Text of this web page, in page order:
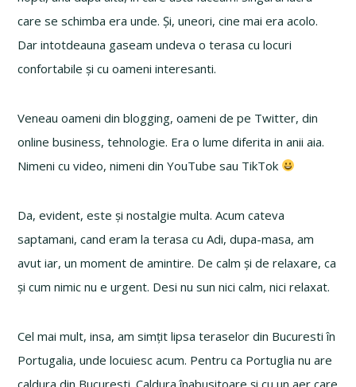
care se schimba era unde. Și, uneori, cine mai era acolo.
Dar intotdeauna gaseam undeva o terasa cu locuri
confortabile și cu oameni interesanti.
Veneau oameni din blogging, oameni de pe Twitter, din
online business, tehnologie. Era o lume diferita in anii aia.
Nimeni cu video, nimeni din YouTube sau TikTok
Da, evident, este și nostalgie multa. Acum cateva
saptamani, cand eram la terasa cu Adi, dupa-masa, am
avut iar, un moment de amintire. De calm și de relaxare, ca
și cum nimic nu e urgent. Desi nu sun nici calm, nici relaxat.
Cel mai mult, insa, am simțit lipsa teraselor din Bucuresti în
Portugalia, unde locuiesc acum. Pentru ca Portuglia nu are
caldura din Bucuresti. Caldura înabusitoare și cu un aer care